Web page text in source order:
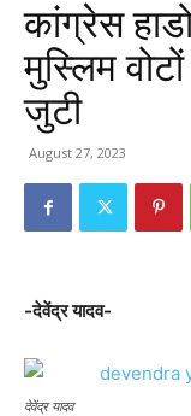
कांग्रेस
मुस्लिम
जुटी
August 27, 2023
-देवेंद्र यादव-
देवेंद्र यादव